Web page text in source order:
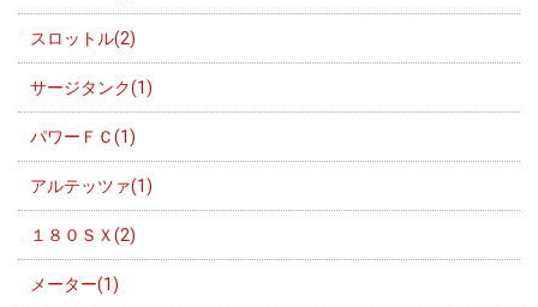
スロットル(2)
サージタンク(1)
パワーＦＣ(1)
アルテッツァ(1)
１８０ＳＸ(2)
メーター(1)